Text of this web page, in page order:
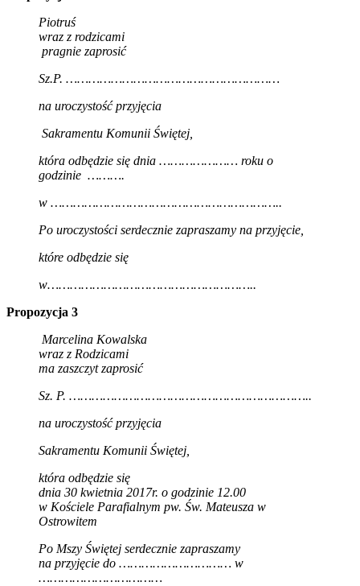
Piotruś
wraz z rodzicami
pragnie zaprosić
Sz.P. …………………………………………………
na uroczystość przyjęcia
Sakramentu Komunii Świętej,
która odbędzie się dnia ………………… roku o
godzinie ……….
w ……………………………………………………..
Po uroczystości serdecznie zapraszamy na przyjęcie,
które odbędzie się
w………………………………………………..
Propozycja 3
Marcelina Kowalska
wraz z Rodzicami
ma zaszczyt zaprosić
Sz. P. ………………………………………………………..
na uroczystość przyjęcia
Sakramentu Komunii Świętej,
która odbędzie się
dnia 30 kwietnia 2017r. o godzinie 12.00
w Kościele Parafialnym pw. Św. Mateusza w
Ostrowitem
Po Mszy Świętej serdecznie zapraszamy
na przyjęcie do ………………………… w
……………………………